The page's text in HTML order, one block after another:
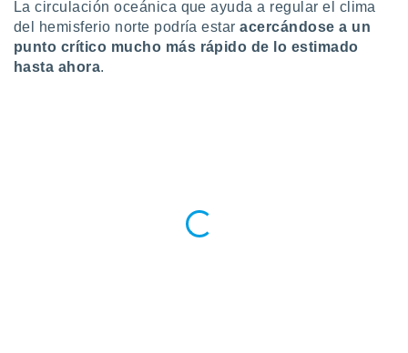
y
en
más
La circulación oceánica que ayuda a regular el clima
del hemisferio norte podría estaracercándose a un
punto crítico mucho más rápido de lo estimado
hasta ahora.